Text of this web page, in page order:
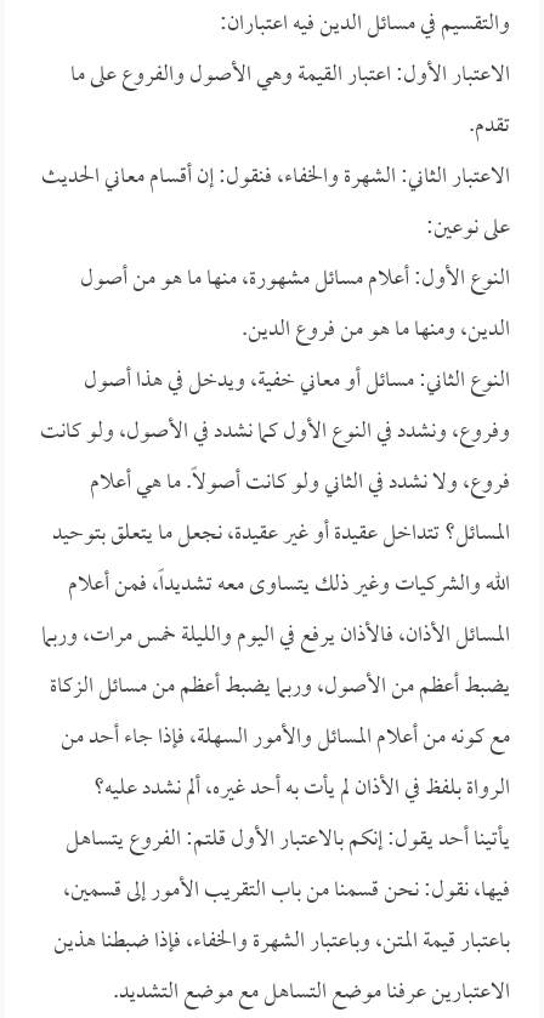
والتقسيم في مسائل الدين فيه اعتباران:
الاعتبار الأول: اعتبار القيمة وهي الأصول والفروع على ما
تقدم.
الاعتبار الثاني: الشهرة والخفاء، فنقول: إن أقسام معاني الحديث
على نوعين:
النوع الأول: أعلام مسائل مشهورة، منها ما هو من أصول
الدين، ومنها ما هو من فروع الدين.
النوع الثاني: مسائل أو معاني خفية، ويدخل في هذا أصول
وفروع، ونشدد في النوع الأول كما نشدد في الأصول، ولو كانت
فروع، ولا نشدد في الثاني ولو كانت أصولاً. ما هي أعلام
المسائل؟ تتداخل عقيدة أو غير عقيدة، نجعل ما يتعلق بتوحيد
الله والشركيات وغير ذلك يتساوى معه تشديداً، فمن أعلام
المسائل الأذان، فالأذان يرفع في اليوم والليلة خمس مرات، وربما
يضبط أعظم من الأصول، وربما يضبط أعظم من مسائل الزكاة
مع كونه من أعلام المسائل والأمور السهلة، فإذا جاء أحد من
الرواة بلفظ في الأذان لم يأت به أحد غيره، ألم نشدد عليه؟
يأتينا أحد يقول: إنكم بالاعتبار الأول قلتم: الفروع يتساهل
فيها، نقول: نحن قسمنا من باب التقريب الأمور إلى قسمين،
باعتبار قيمة المتن، وباعتبار الشهرة والخفاء، فإذا ضبطنا هذين
الاعتبارين عرفنا موضع التساهل مع موضع التشديد.